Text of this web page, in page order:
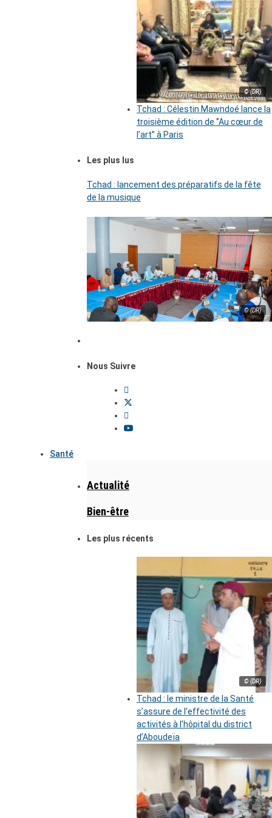
© (DR)
Tchad : Célestin Mawndoé lance la
troisième édition de ‘’Au cœur de
l’art’’ à Paris
Les plus lus
Tchad : lancement des préparatifs de la fête
de la musique
© (DR)
Nous Suivre
Santé
Actualité
Bien-être
Les plus récents
© (DR)
Tchad : le ministre de la Santé
s’assure de l’effectivité des
activités à l’hôpital du district
d’Aboudeïa